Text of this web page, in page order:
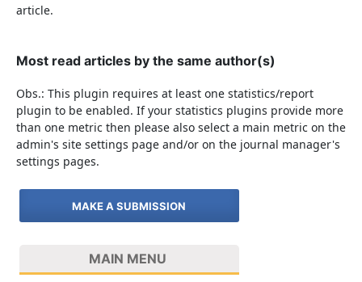
article.
Most read articles by the same author(s)
Obs.: This plugin requires at least one statistics/report
plugin to be enabled. If your statistics plugins provide more
than one metric then please also select a main metric on the
admin's site settings page and/or on the journal manager's
settings pages.
MAKE A SUBMISSION
MAIN MENU